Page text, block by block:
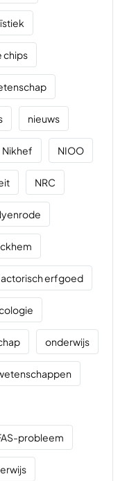
chips
nieuws
Nikhef NIOO
NRC
erfgoed
onderwijs
probleem